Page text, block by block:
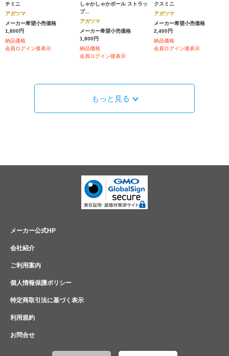
チミニ
アガツマ
メーカー希望小売価格
1,800円
納品価格
会員ログイン後表示
しゃかしゃかボール ストラッ
プ...
アガツマ
メーカー希望小売価格
1,800円
納品価格
会員ログイン後表示
クスミニ
アガツマ
メーカー希望小売価格
2,400円
納品価格
会員ログイン後表示
もっと見る
メーカー公式HP
会社紹介
ご利用案内
個人情報保護ポリシー
特定商取引法に基づく表示
利用規約
お問合せ